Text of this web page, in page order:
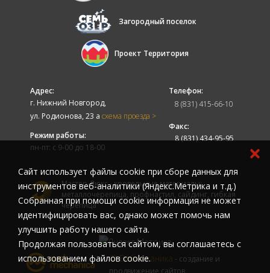
Загородный поселок
Проект Территория
Адрес:
г. Нижний Новгород,
ул. Родионова, 23 а схема проезда >
Режим работы:
пн-пт: с 9-00 до 18-00
Телефон:
8 (831) 415-66-10
Факс:
8 (831) 434-95-95
Мастер-Люкс - кровельные материалы:
металлочерепица, профнастил, сайдинг, гибкая
черепица
© Вебмеханика - создание и
продвижение сайтов
Cайт использует файлы cookie при сборе данных для
инструментов веб-аналитики (Яндекс.Метрика и т.д.)
Собранная при помощи cookie информация не может
идентифицировать вас, однако может помочь нам
улучшить работу нашего сайта.
Продолжая пользоваться сайтом, вы соглашаетесь с
использованием файлов cookie.